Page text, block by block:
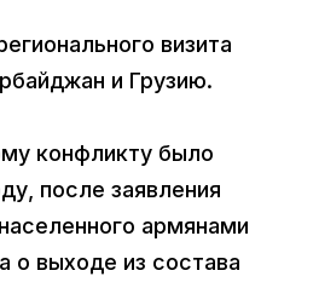
визита
и Грузию.
конфликту было
после заявления
армянами
о выходе из состава